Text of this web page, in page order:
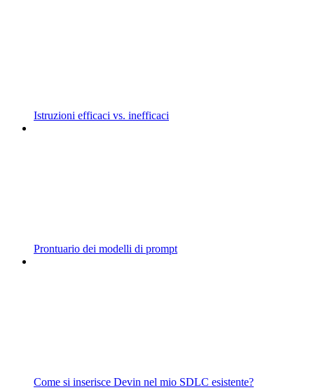
Istruzioni efficaci vs. inefficaci
Prontuario dei modelli di prompt
Come si inserisce Devin nel mio SDLC esistente?